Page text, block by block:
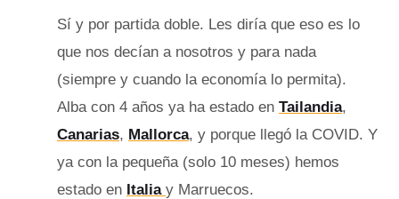
Sí y por partida doble. Les diría que eso es lo
que nos decían a nosotros y para nada
(siempre y cuando la economía lo permita).
Alba con 4 años ya ha estado en Tailandia,
Canarias, Mallorca, y porque llegó la COVID. Y
ya con la pequeña (solo 10 meses) hemos
estado en Italia y Marruecos.